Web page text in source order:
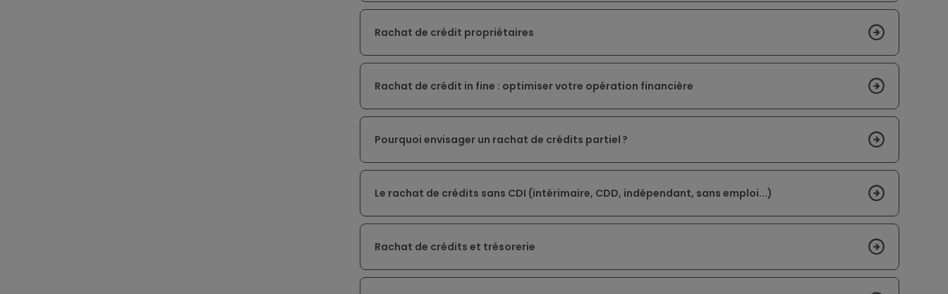
Rachat de crédit propriétaires
Rachat de crédit in fine : optimiser votre opération financière
Pourquoi envisager un rachat de crédits partiel ?
Le rachat de crédits sans CDI (intérimaire, CDD, indépendant, sans emploi...)
Rachat de crédits et trésorerie